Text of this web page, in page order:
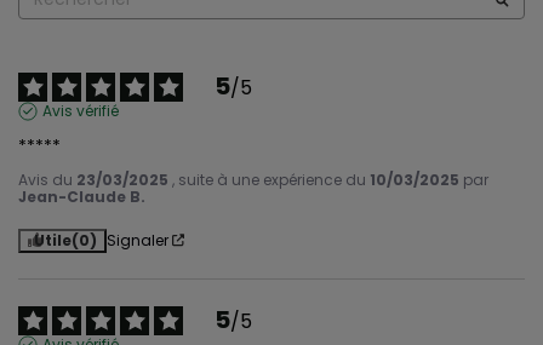
5/5
Avis vérifié
*****
Avis du 23/03/2025 , suite à une expérience du 10/03/2025 par
Jean-Claude B.
Utile(0) Signaler
5/5